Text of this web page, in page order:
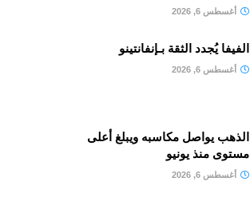
أغسطس 6, 2026
الفيفا يُجدد الثقة بـإنفانتينو
أغسطس 6, 2026
الذهب يواصل مكاسبه ويبلغ أعلى
مستوى منذ يونيو
أغسطس 6, 2026